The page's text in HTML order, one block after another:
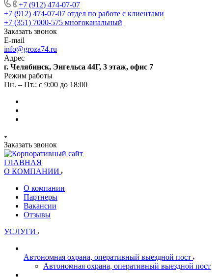
+7 (912) 474-07-07
+7 (912) 474-07-07 отдел по работе с клиентами
+7 (351) 7000-575 многоканальный
Заказать звонок
E-mail
info@groza74.ru
Адрес
г. Челябинск, Энгельса 44Г, 3 этаж, офис 7
Режим работы
Пн. – Пт.: с 9:00 до 18:00
Заказать звонок
ГЛАВНАЯ
О КОМПАНИИ
О компании
Партнеры
Вакансии
Отзывы
УСЛУГИ
Автономная охрана, оперативный выездной пост
Автономная охрана, оперативный выездной пост